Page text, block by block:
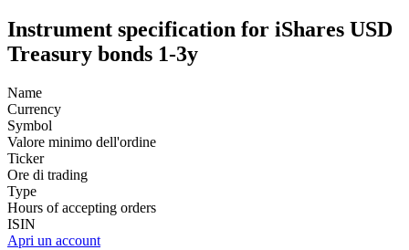
Instrument specification for iShares USD
Treasury bonds 1-3y
Name
Currency
Symbol
Valore minimo dell'ordine
Ticker
Ore di trading
Type
Hours of accepting orders
ISIN
Apri un account